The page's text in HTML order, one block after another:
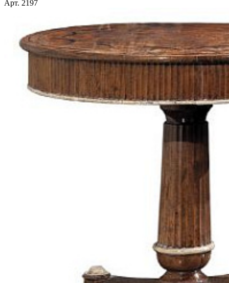
Арт. 2197